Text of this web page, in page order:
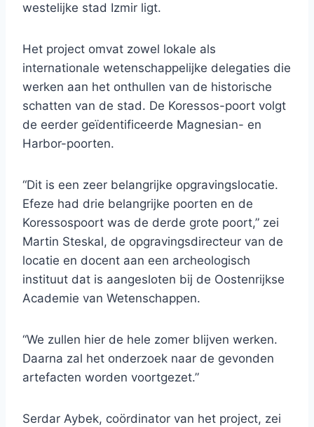
westelijke stad Izmir ligt.
Het project omvat zowel lokale als
internationale wetenschappelijke delegaties die
werken aan het onthullen van de historische
schatten van de stad. De Koressos-poort volgt
de eerder geïdentificeerde Magnesian- en
Harbor-poorten.
“Dit is een zeer belangrijke opgravingslocatie.
Efeze had drie belangrijke poorten en de
Koressospoort was de derde grote poort,” zei
Martin Steskal, de opgravingsdirecteur van de
locatie en docent aan een archeologisch
instituut dat is aangesloten bij de Oostenrijkse
Academie van Wetenschappen.
“We zullen hier de hele zomer blijven werken.
Daarna zal het onderzoek naar de gevonden
artefacten worden voortgezet.”
Serdar Aybek, coördinator van het project, zei